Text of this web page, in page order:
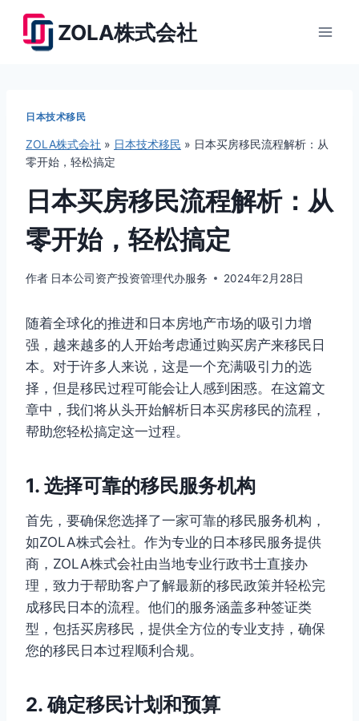
ZOLA株式会社
日本技术移民
ZOLA株式会社 » 日本技术移民 » 日本买房移民流程解析：从
零开始，轻松搞定
日本买房移民流程解析：从
零开始，轻松搞定
作者 日本公司资产投资管理代办服务 2024年2月28日
随着全球化的推进和日本房地产市场的吸引力增
强，越来越多的人开始考虑通过购买房产来移民日
本。对于许多人来说，这是一个充满吸引力的选
择，但是移民过程可能会让人感到困惑。在这篇文
章中，我们将从头开始解析日本买房移民的流程，
帮助您轻松搞定这一过程。
1. 选择可靠的移民服务机构
首先，要确保您选择了一家可靠的移民服务机构，
如ZOLA株式会社。作为专业的日本移民服务提供
商，ZOLA株式会社由当地专业行政书士直接办
理，致力于帮助客户了解最新的移民政策并轻松完
成移民日本的流程。他们的服务涵盖多种签证类
型，包括买房移民，提供全方位的专业支持，确保
您的移民日本过程顺利合规。
2. 确定移民计划和预算